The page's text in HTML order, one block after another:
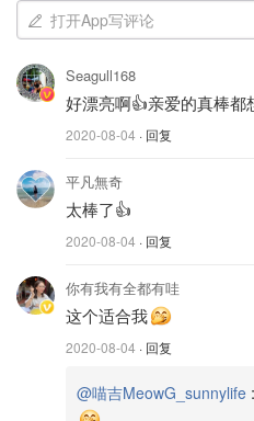
万能酥饼皮又来了！这个酥饼
将！有了它只需要玩些造型上
化的酥皮甜品.
详细做法步骤
扩大一点，用杯子按压出圆形
打开App写评论
Seagull168
好漂亮啊👍亲爱的真棒都
2020-08-04 · 回复
平凡無奇
太棒了👍
2020-08-04 · 回复
你有我有全都有哇
这个适合我
2020-08-04 · 回复
@喵吉MeowG_sunnylife :